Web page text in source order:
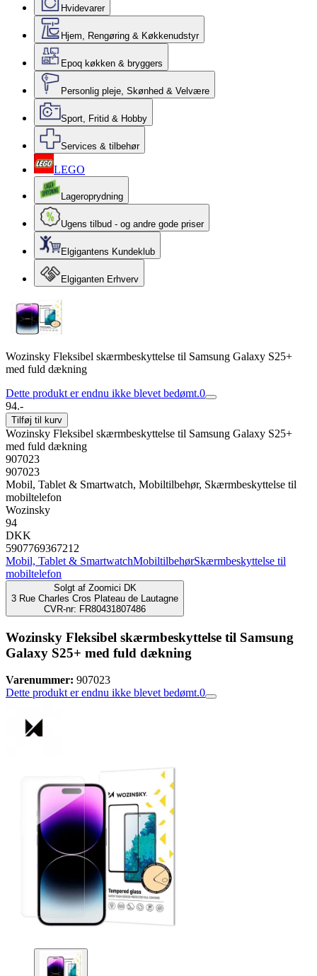
Hvidevarer
Hjem, Rengøring & Køkkenudstyr
Epoq køkken & bryggers
Personlig pleje, Skønhed & Velvære
Sport, Fritid & Hobby
Services & tilbehør
LEGO
Lageroprydning
Ugens tilbud - og andre gode priser
Elgigantens Kundeklub
Elgiganten Erhverv
Wozinsky Fleksibel skærmbeskyttelse til Samsung Galaxy S25+
med fuld dækning
Dette produkt er endnu ikke blevet bedømt.0
94.-
Tilføj til kurv
Wozinsky Fleksibel skærmbeskyttelse til Samsung Galaxy S25+
med fuld dækning
907023
907023
Mobil, Tablet & Smartwatch, Mobiltilbehør, Skærmbeskyttelse til
mobiltelefon
Wozinsky
94
DKK
5907769367212
Mobil, Tablet & SmartwatchMobiltilbehørSkærmbeskyttelse til
mobiltelefon
Solgt af Zoomici DK
3 Rue Charles Cros Plateau de Lautagne
CVR-nr: FR80431807486
Wozinsky Fleksibel skærmbeskyttelse til Samsung
Galaxy S25+ med fuld dækning
Varenummer: 907023
Dette produkt er endnu ikke blevet bedømt.0